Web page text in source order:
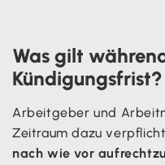
Was gilt
Kündigungsfrist?
Arbeitgeber und
Zeitraum dazu
nach wie vor